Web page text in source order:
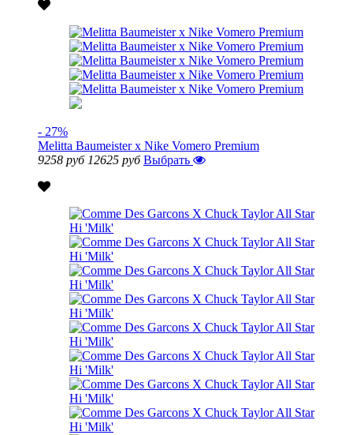
- 27%
Melitta Baumeister x Nike Vomero Premium
9258 руб 12625 руб Выбрать